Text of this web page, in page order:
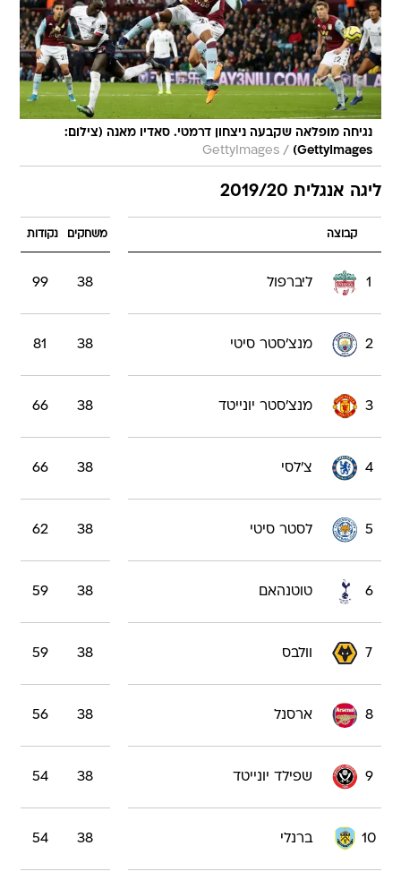
נגיחה מופלאה שקבעה ניצחון דרמטי. סאדיו מאנה (צילום:
GettyImages)
/
GettyImages
ליגה אנגלית 2019/20
קבוצה משחקים נקודות
1 ליברפול 38
99
2 מנצ'סטר סיטי 38
81
3 מנצ'סטר יונייטד 38
66
4 צ'לסי 38
66
5 לסטר סיטי 38
62
6 טוטנהאם 38
59
7 וולבס 38
59
8 ארסנל 38
56
9 שפילד יונייטד 38
54
10 ברנלי 38
54